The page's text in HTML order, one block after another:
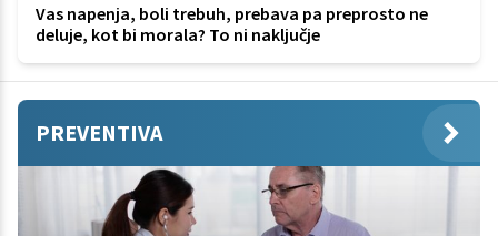
Vas napenja, boli trebuh, prebava pa preprosto ne
deluje, kot bi morala? To ni naključje
PREVENTIVA